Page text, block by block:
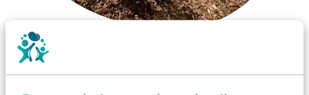
Wist je dat:
Vanaf een valhoogte van 1,5 meter een speciale